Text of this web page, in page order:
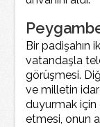
Bir padişahın
vatandaşla
görüşmesi.
ve milletin
duyurmak için
etmesi, onun